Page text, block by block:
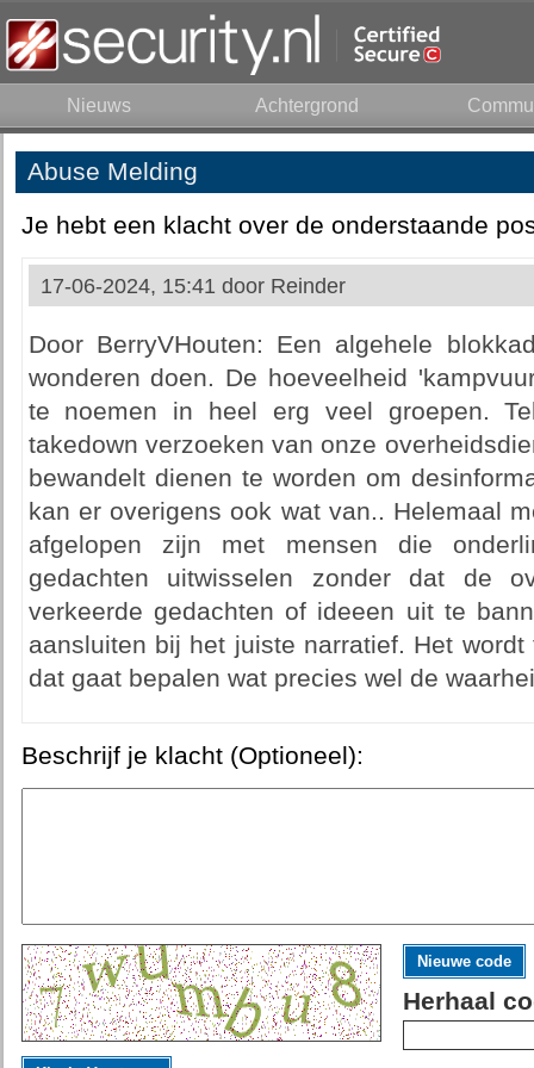
Nieuws Achtergrond
Abuse Melding
Je hebt een klacht over de onderstaande
17-06-2024, 15:41 door Reinder
Door BerryVHouten: Een algehele
wonderen doen. De hoeveelheid
te noemen in heel erg veel groepen.
takedown verzoeken van onze
bewandelt dienen te worden om
kan er overigens ook wat van.. Helemaal
afgelopen zijn met mensen die
gedachten uitwisselen zonder dat de
verkeerde gedachten of ideeen uit te
aansluiten bij het juiste narratief. Het
dat gaat bepalen wat precies wel de
Beschrijf je klacht (Optioneel):
Nieuwe code
Herhaal